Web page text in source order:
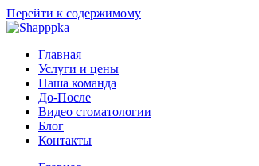
Перейти к содержимому
Главная
Услуги и цены
Наша команда
До-После
Видео стоматологии
Блог
Контакты